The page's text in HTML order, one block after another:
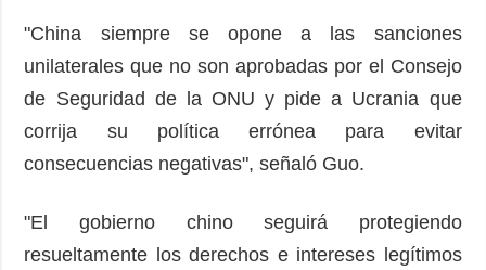
"China siempre se opone a las sanciones
unilaterales que no son aprobadas por el Consejo
de Seguridad de la ONU y pide a Ucrania que
corrija su política errónea para evitar
consecuencias negativas", señaló Guo.
"El gobierno chino seguirá protegiendo
resueltamente los derechos e intereses legítimos